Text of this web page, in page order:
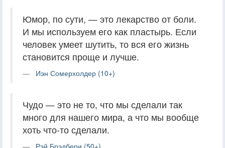
Юмор, по сути, — это лекарство от боли.
И мы используем его как пластырь. Если
человек умеет шутить, то вся его жизнь
становится проще и лучше.
Иэн Сомерхолдер (10+)
Чудо — это не то, что мы сделали так
много для нашего мира, а что мы вообще
хоть что-то сделали.
Рэй Брэдбери (50+)